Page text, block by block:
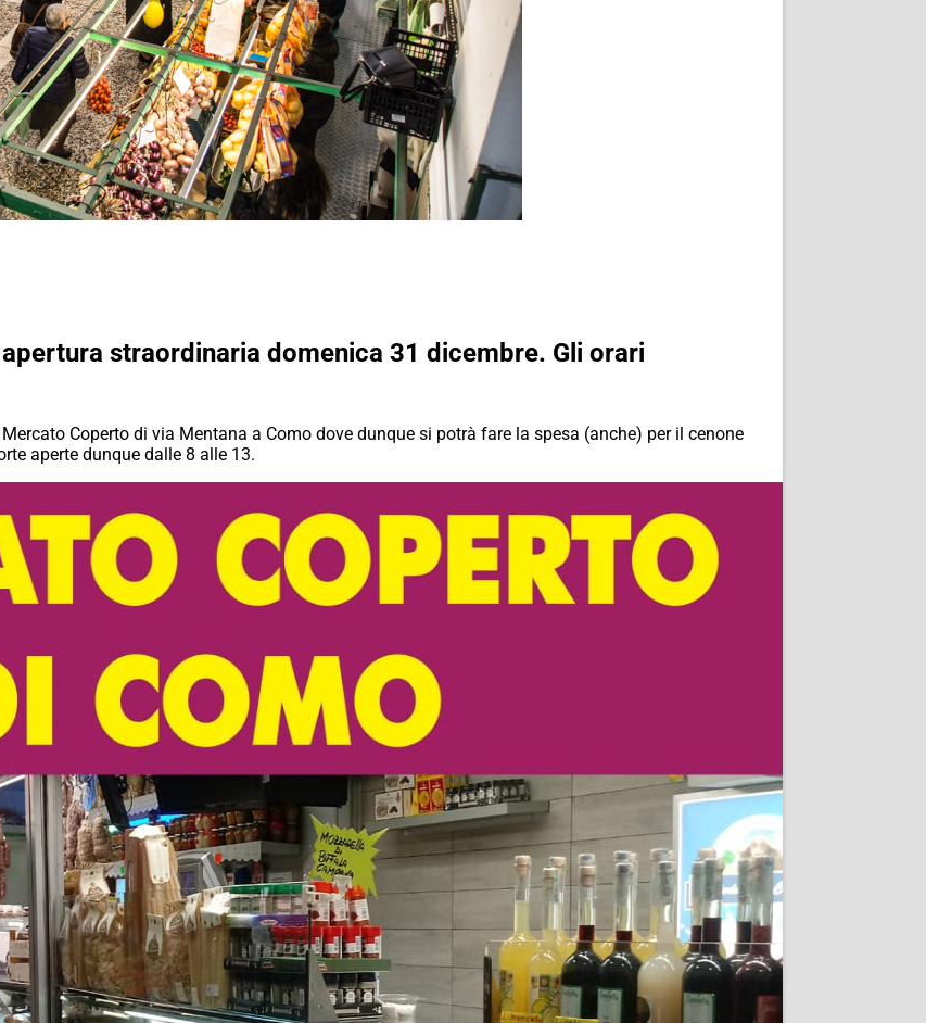
straordinaria domenica 31 dicembre. Gli orari
Coperto di via Mentana a Como dove dunque si potrà fare la spesa (anche) per il cenone
aperte dunque dalle 8 alle 13.